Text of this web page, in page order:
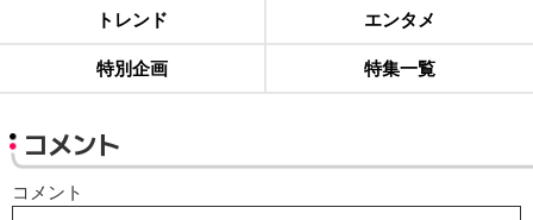
トレンド エンタメ
特別企画 特集一覧
コメント
コメント